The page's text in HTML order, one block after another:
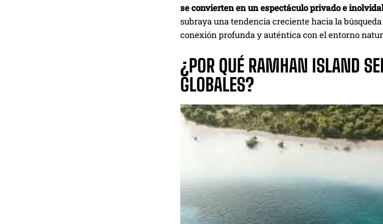
se convierten en un espectáculo privado e
subraya una tendencia creciente hacia la
conexión profunda y auténtica con el entorno
¿POR QUÉ RAMHAN ISLAND
GLOBALES?